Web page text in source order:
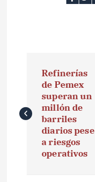
v
e
Refinerías
de Pemex
superan un
millón de
barriles
diarios pese
a riesgos
operativos